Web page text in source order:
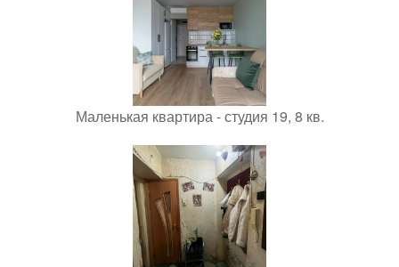
Маленькая квартира - студия 19, 8 кв.